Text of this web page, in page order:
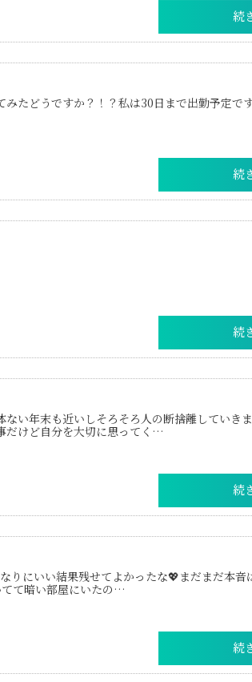
続
たどうですか？！？私は30日まで出勤予定で
続
続
い年末も近いしそろそろ人の断捨離していき
だけど自分を大切に思ってく…
続
りにいい結果残せてよかったな💖まだまだ本音
てて暗い部屋にいたの…
続